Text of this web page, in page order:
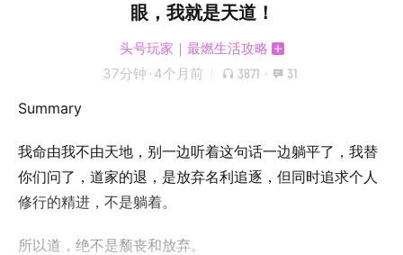
眼，我就是天道！
头号玩家｜最燃生活攻略
37分钟 · 4个月前 3871 · 31
Summary
我命由我不由天地，别一边听着这句话一边躺平了，我替
你们问了，道家的退，是放弃名利追逐，但同时追求个人
修行的精进，不是躺着。
所以道，绝不是颓丧和放弃。